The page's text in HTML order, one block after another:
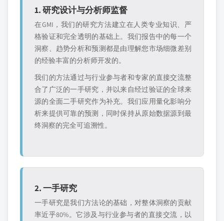
1. 研究设计与分析师监督
在GMI，我们的研究方法建立在人类专业知识、严
格验证和完全透明的基础上。我们报告中的每一个
洞察、趋势分析和预测都是由理解您市场细微差别
的经验丰富的分析师开发的。
我们的方法通过与行业参与者和专家的直接交流整
合了广泛的一手研究，并以来自经过验证的全球来
源的全面二手研究作为补充。我们应用量化影响分
析来提供可靠的预测，同时保持从原始数据源到最
终洞察的完全可追溯性。
2. 一手研究
一手研究是我们方法论的基础，对整体洞察的贡献
率近乎80%。它涉及与行业参与者的直接交流，以